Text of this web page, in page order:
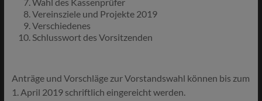
Vereinsziele und Projekte 2019
Verschiedenes
Schlusswort des Vorsitzenden
Anträge und Vorschläge zur Vorstandswahl können bis zum
1. April 2019 schriftlich eingereicht werden.